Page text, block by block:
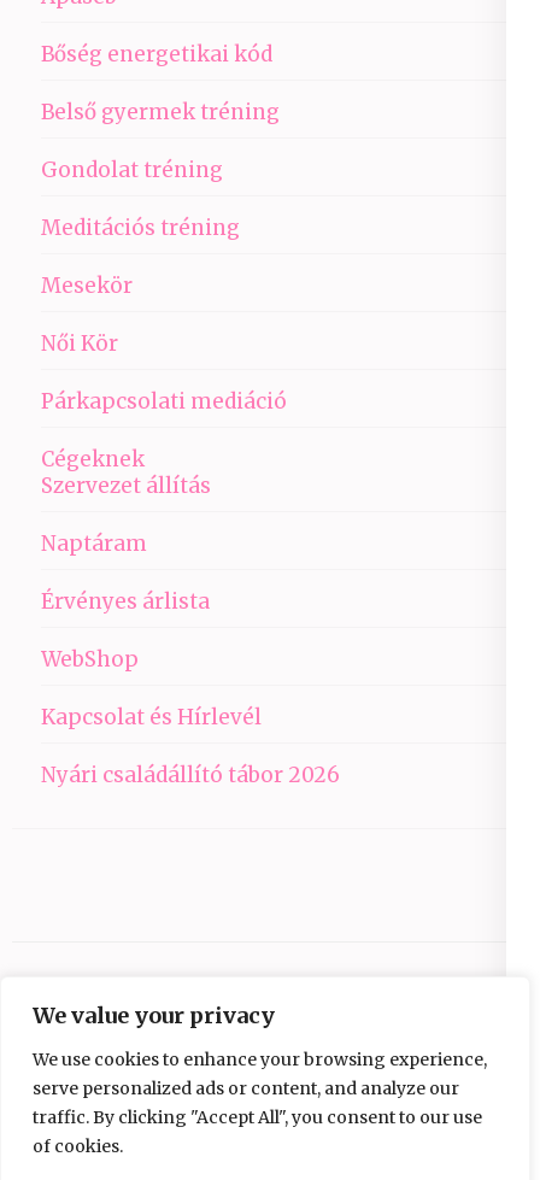
We value your privacy
We use cookies to enhance your browsing experience,
serve personalized ads or content, and analyze our
traffic. By clicking "Accept All", you consent to our use
of cookies.
Bőség energetikai kód
Belső gyermek tréning
Gondolat tréning
Meditációs tréning
Mesekör
Női Kör
Párkapcsolati mediáció
Cégeknek
Szervezet állítás
Naptáram
Érvényes árlista
WebShop
Kapcsolat és Hírlevél
Nyári családállító tábor 2026
Copyright © 2026Ezüst-Híd.
Elegant Pink
Developed By